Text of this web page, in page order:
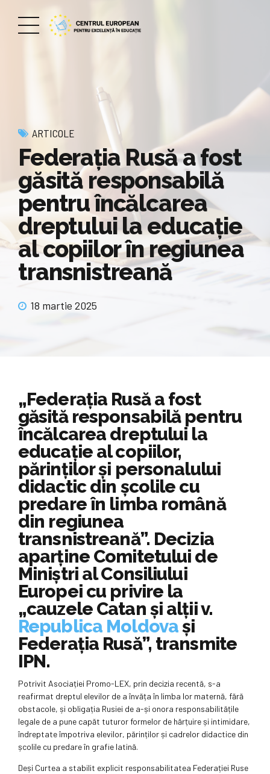
ARTICOLE
Federația Rusă a fost
găsită responsabilă
pentru încălcarea
dreptului la educație
al copiilor în regiunea
transnistreană
18 martie 2025
„Federația Rusă a fost
găsită responsabilă pentru
încălcarea dreptului la
educație al copiilor,
părinților și personalului
didactic din școlile cu
predare în limba română
din regiunea
transnistreană”. Decizia
aparține Comitetului de
Miniștri al Consiliului
Europei cu privire la
„cauzele Catan și alții v.
Republica Moldovași
Federația Rusă”, transmite
IPN.
Potrivit Asociației Promo-LEX, prin decizia recentă, s-a
reafirmat dreptul elevilor de a învăța în limba lor maternă, fără
obstacole, și obligația Rusiei de a-și onora responsabilitățile
legale de a pune capăt tuturor formelor de hărțuire și intimidare,
îndreptate împotriva elevilor, părinților și cadrelor didactice din
școlile cu predare în grafie latină.
Deși Curtea a stabilit explicit responsabilitatea Federației Ruse